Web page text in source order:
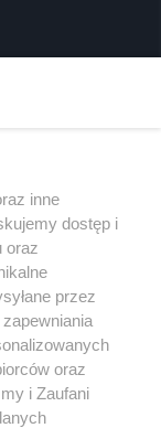
z portali
z nami
inne
dostęp i
oraz
przez
oraz
i Zaufani